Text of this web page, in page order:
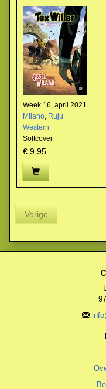
Week 16, april 2021
Milano, Ruju
Western
Softcover
€ 9,95
Vorige